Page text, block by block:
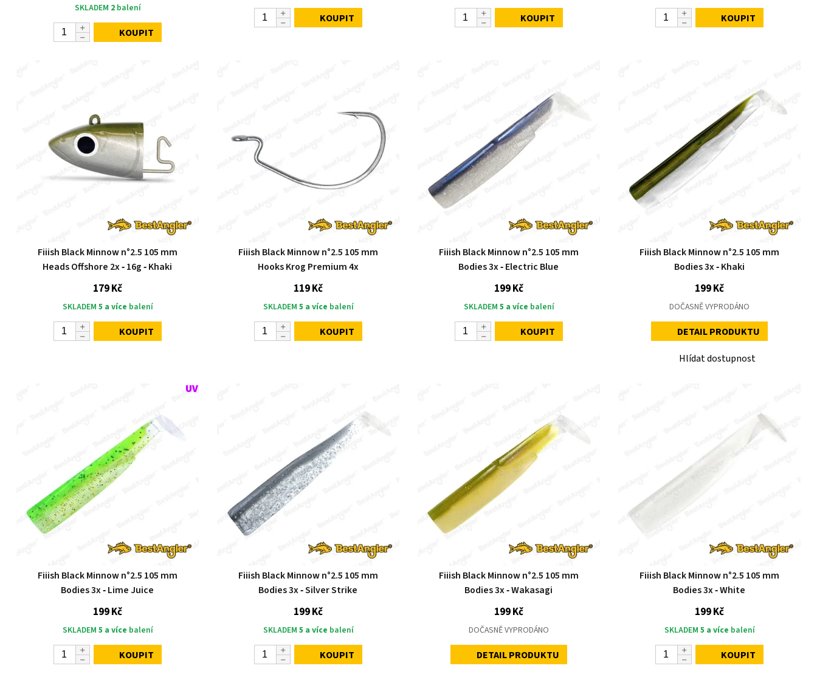
SKLADEM 2balení
KOUPIT
KOUPIT KOUPIT KOUPIT
Fiiish Black Minnow n°2.5 105 mm
Heads Offshore 2x ‑ 16g ‑ Khaki
179 Kč
SKLADEM 5 a více balení
KOUPIT
Fiiish Black Minnow n°2.5 105 mm
Hooks Krog Premium 4x
119 Kč
SKLADEM 5 a více balení
KOUPIT
Fiiish Black Minnow n°2.5 105 mm
Bodies 3x ‑ Electric Blue
199 Kč
SKLADEM 5 a více balení
KOUPIT
Fiiish Black Minnow n°2.5 105 mm
Bodies 3x ‑ Khaki
199 Kč
DOČASNĚ VYPRODÁNO
DETAIL PRODUKTU
Hlídat dostupnost
Fiiish Black Minnow n°2.5 105 mm
Bodies 3x ‑ Lime Juice
199 Kč
SKLADEM 5 a více balení
KOUPIT
Fiiish Black Minnow n°2.5 105 mm
Bodies 3x ‑ Silver Strike
199 Kč
SKLADEM 5 a více balení
KOUPIT
Fiiish Black Minnow n°2.5 105 mm
Bodies 3x ‑ Wakasagi
199 Kč
DOČASNĚ VYPRODÁNO
DETAIL PRODUKTU
Fiiish Black Minnow n°2.5 105 mm
Bodies 3x ‑ White
199 Kč
SKLADEM 5 a více balení
KOUPIT